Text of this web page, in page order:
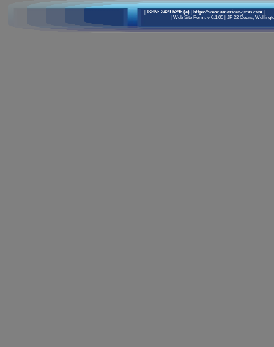
| ISSN: 2429-5396 (e)| https://www.american-jiras.com |
| Web Site Form: v 0.1.05 | JF 22 Cours,